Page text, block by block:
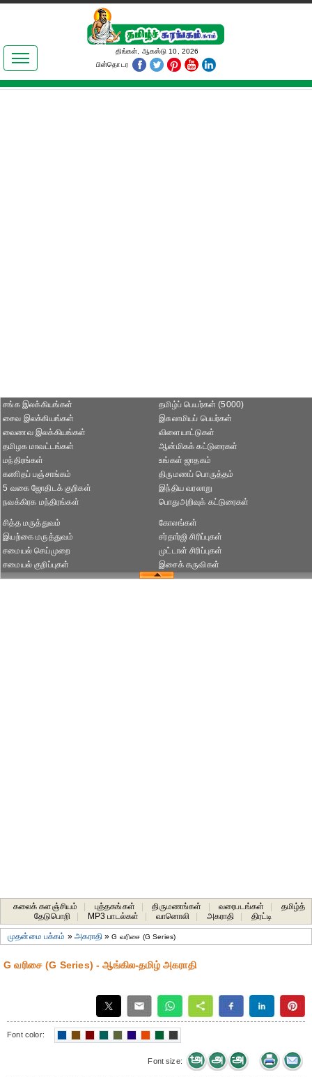
இலக்கியங்கள்
தமிழ் உலகம்
திங்கள், ஆகஸ்டு 10, 2026
பின்தொடர
சங்க இலக்கியங்கள்
சைவ இலக்கியங்கள்
வைணவ இலக்கியங்கள்
தமிழக மாவட்டங்கள்
தமிழ்ப் பெயர்கள் (5000)
இசுலாமியப் பெயர்கள்
விளையாட்டுகள்
ஆன்மிகக் கட்டுரைகள்
மந்திரங்கள்
கணிதப் பஞ்சாங்கம்
5 வகை ஜோதிடக் குறிகள்
நவக்கிரக மந்திரங்கள்
உங்கள் ஜாதகம்
திருமணப் பொருத்தம்
இந்திய வரலாறு
பொதுஅறிவுக் கட்டுரைகள்
சித்த மருத்துவம்
இயற்கை மருத்துவம்
சமையல் செய்முறை
சமையல் குறிப்புகள்
கோலங்கள்
சர்தார்ஜி சிரிப்புகள்
முட்டாள் சிரிப்புகள்
இசைக் கருவிகள்
கலைக் களஞ்சியம் புத்தகங்கள் திருமணங்கள் வரைபடங்கள்
தமிழ்த்
தேடுபொறி
MP3 பாடல்கள் வானொலி அகராதி திரட்டி
முதன்மை பக்கம் »அகராதி»G வரிசை (G Series)
G வரிசை (G Series) - ஆங்கில-தமிழ் அகராதி
Font color:
Font size: